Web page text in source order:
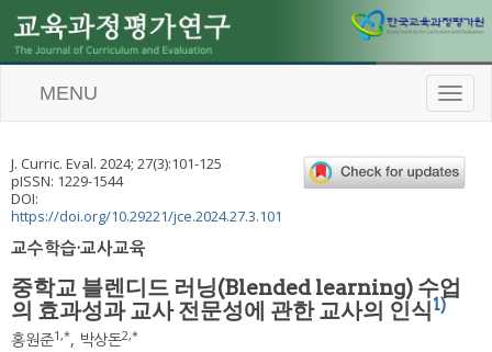
T
o
l
e
g
MENU
J. Curric. Eval. 2024; 27(3):101-125
pISSN: 1229-1544
DOI:
https://doi.org/10.29221/jce.2024.27.3.101
교수학습·교사교육
중학교 블렌디드 러닝(Blended learning) 수업
의 효과성과 교사 전문성에 관한 교사의 인식1)
홍원준1,*, 박상돈2,*